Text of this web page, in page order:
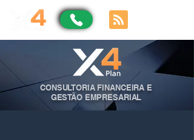
CONSULTORIA FINANCEIRA E
GESTÃO EMPRESARIAL